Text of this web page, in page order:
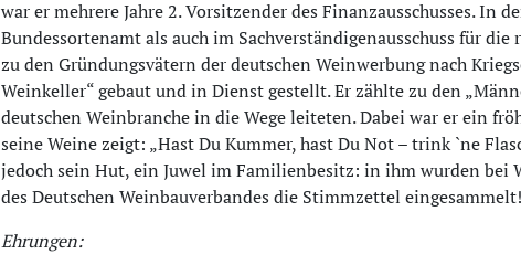
war er mehrere Jahre 2. Vorsitzender des Finanzausschusses. In
Bundessortenamt als auch im Sachverständigenausschuss für
zu den Gründungsvätern der deutschen Weinwerbung nach
Weinkeller“ gebaut und in Dienst gestellt. Er zählte zu den
deutschen Weinbranche in die Wege leiteten. Dabei war er ein
seine Weine zeigt: „Hast Du Kummer, hast Du Not – trink `ne
jedoch sein Hut, ein Juwel im Familienbesitz: in ihm wurden bei
des Deutschen Weinbauverbandes die Stimmzettel
Ehrungen: